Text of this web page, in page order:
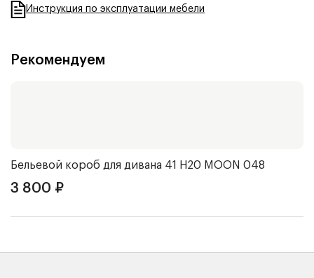
Инструкция по эксплуатации мебели
Рекомендуем
Бельевой короб для дивана 41 Н20 MOON 048
3 800 ₽